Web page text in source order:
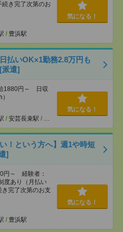
き完了次第のお
/ 豊浜駅
気になる！
払いOK×1勤務2.8万円も
派遣]
1880円～ 日収
/ 安芸長束駅 / …
気になる！
！という方へ】週1や時短
]
円～ 経験者：
度あり（月払い
完了次第のお支
/ 豊浜駅
気になる！